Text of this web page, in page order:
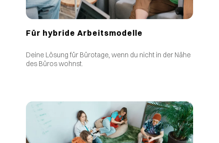
Für hybride Arbeitsmodelle
Deine Lösung für Bürotage, wenn du nicht in der Nähe
des Büros wohnst.